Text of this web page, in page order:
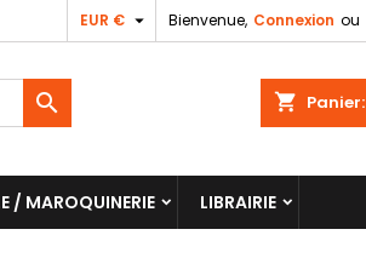
Bienvenue, Connexion ou
EUR € 
shopping_cart Panier:

/ MAROQUINERIE LIBRAIRIE